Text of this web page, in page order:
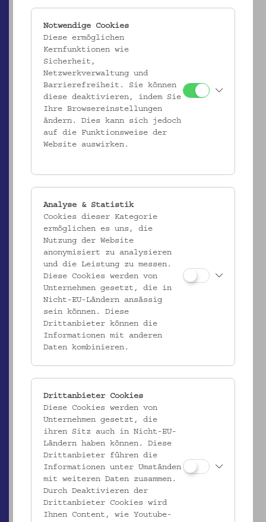
ÖMV/13.948
Federkielgürtel
ÖMV/36.665
Gehänge für einen Frauengürtel
_MEHR
Notwendige Cookies
Diese ermöglichen
Kernfunktionen wie
Sicherheit,
Netzwerkverwaltung und
Barrierefreiheit. Sie können
diese deaktivieren, indem Sie
Ihre Browsereinstellungen
ändern. Dies kann sich jedoch
auf die Funktionsweise der
Website auswirken.
Analyse & Statistik
Cookies dieser Kategorie
ermöglichen es uns, die
Nutzung der Website
anonymisiert zu analysieren
und die Leistung zu messen.
Diese Cookies werden von
Unternehmen gesetzt, die in
Nicht-EU-Ländern ansässig
sein können. Diese
Drittanbieter können die
Informationen mit anderen
Daten kombinieren.
Drittanbieter Cookies
Diese Cookies werden von
Unternehmen gesetzt, die
ihren Sitz auch in Nicht-EU-
Ländern haben können. Diese
Drittanbieter führen die
Informationen unter Umständen
mit weiteren Daten zusammen.
Durch Deaktivieren der
Drittanbieter Cookies wird
Ihnen Content, wie Youtube-